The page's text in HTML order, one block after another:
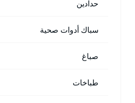
حدادين
سباك أدوات صحية
صباغ
طباخات